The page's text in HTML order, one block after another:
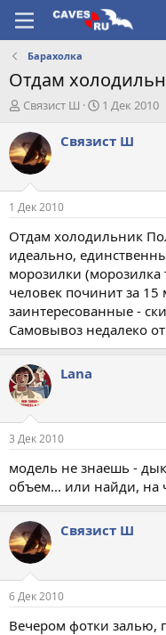
Барахолка
Отдам
А
т
о
р
т
е
м
ы
Связист Ш
Д
т
а
л
1 Дек 2010
Связист Ш
1 Дек 2010
Отдам холодильник
идеально,
морозилки (морозилка
человек починит за 15
заинтересованные -
Самовывоз недалеко
Lana
3 Дек 2010
модель не знаешь -
объем... или найди, на
Связист Ш
6 Дек 2010
Вечером фотки залью,